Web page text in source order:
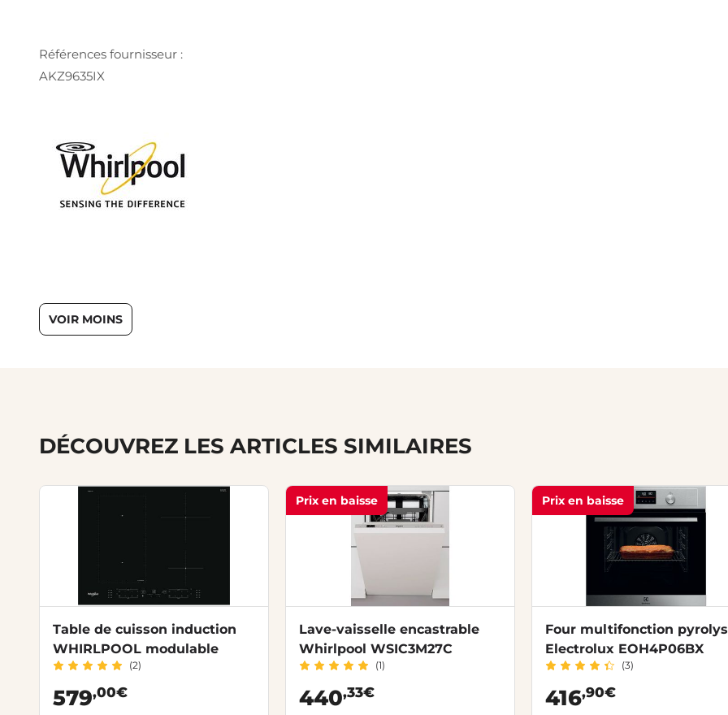
Références fournisseur :
AKZ9635IX
VOIR MOINS
DÉCOUVREZ LES ARTICLES SIMILAIRES
Table de cuisson induction
WHIRLPOOL modulable
(2)
579,00€
Prix en baisse
Lave-vaisselle encastrable
Whirlpool WSIC3M27C
(1)
440,33€
Prix en baisse
Four multifonction
Electrolux EOH4P06BX
(3)
416,90€